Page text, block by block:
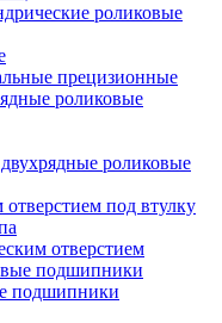
роликовые
прецизионные
роликовые
роликовые
под втулку
отверстием
подшипники
подшипники